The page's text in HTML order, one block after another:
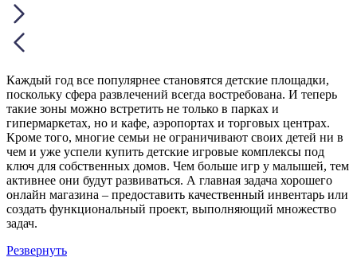
Каждый год все популярнее становятся детские площадки,
поскольку сфера развлечений всегда востребована. И теперь
такие зоны можно встретить не только в парках и
гипермаркетах, но и кафе, аэропортах и торговых центрах.
Кроме того, многие семьи не ограничивают своих детей ни в
чем и уже успели купить детские игровые комплексы под
ключ для собственных домов. Чем больше игр у малышей, тем
активнее они будут развиваться. А главная задача хорошего
онлайн магазина – предоставить качественный инвентарь или
создать функциональный проект, выполняющий множество
задач.
Резвернуть